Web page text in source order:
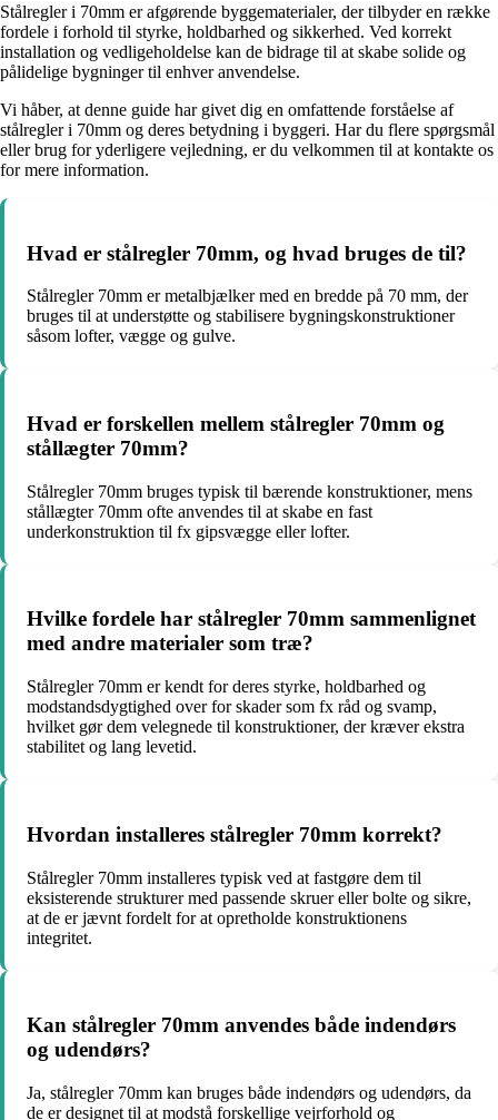
Stålregler i 70mm er afgørende byggematerialer, der tilbyder en række
fordele i forhold til styrke, holdbarhed og sikkerhed. Ved korrekt
installation og vedligeholdelse kan de bidrage til at skabe solide og
pålidelige bygninger til enhver anvendelse.
Vi håber, at denne guide har givet dig en omfattende forståelse af
stålregler i 70mm og deres betydning i byggeri. Har du flere spørgsmål
eller brug for yderligere vejledning, er du velkommen til at kontakte os
for mere information.
Hvad er stålregler 70mm, og hvad bruges de til?
Stålregler 70mm er metalbjælker med en bredde på 70 mm, der
bruges til at understøtte og stabilisere bygningskonstruktioner
såsom lofter, vægge og gulve.
Hvad er forskellen mellem stålregler 70mm og
stållægter 70mm?
Stålregler 70mm bruges typisk til bærende konstruktioner, mens
stållægter 70mm ofte anvendes til at skabe en fast
underkonstruktion til fx gipsvægge eller lofter.
Hvilke fordele har stålregler 70mm sammenlignet
med andre materialer som træ?
Stålregler 70mm er kendt for deres styrke, holdbarhed og
modstandsdygtighed over for skader som fx råd og svamp,
hvilket gør dem velegnede til konstruktioner, der kræver ekstra
stabilitet og lang levetid.
Hvordan installeres stålregler 70mm korrekt?
Stålregler 70mm installeres typisk ved at fastgøre dem til
eksisterende strukturer med passende skruer eller bolte og sikre,
at de er jævnt fordelt for at opretholde konstruktionens
integritet.
Kan stålregler 70mm anvendes både indendørs
og udendørs?
Ja, stålregler 70mm kan bruges både indendørs og udendørs, da
de er designet til at modstå forskellige vejrforhold og